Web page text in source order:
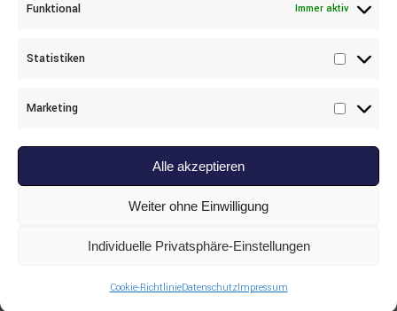
Funktional Immer aktiv
Statistiken
Marketing
Alle akzeptieren
Weiter ohne Einwilligung
Individuelle Privatsphäre-Einstellungen
Cookie-RichtlinieDatenschutzImpressum
ALLE PRODUKTE ,EPIROC SONSTIGES